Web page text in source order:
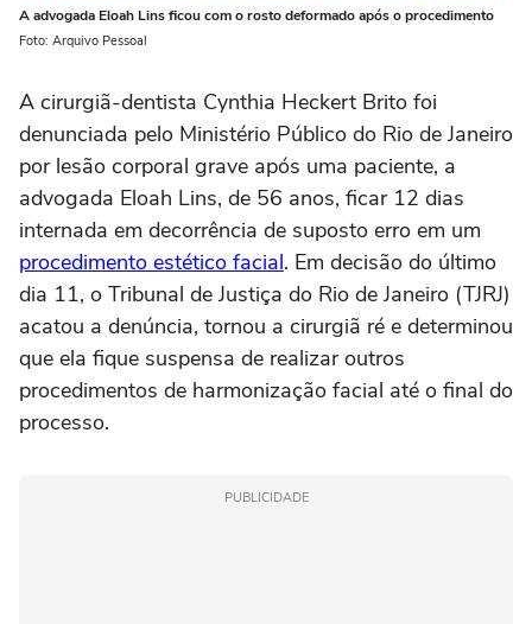
A advogada Eloah Lins ficou com o rosto deformado após o procedimento
Foto: Arquivo Pessoal
A cirurgiã-dentista Cynthia Heckert Brito foi
denunciada pelo Ministério Público do Rio de Janeiro
por lesão corporal grave após uma paciente, a
advogada Eloah Lins, de 56 anos, ficar 12 dias
internada em decorrência de suposto erro em um
procedimento estético facial. Em decisão do último
dia 11, o Tribunal de Justiça do Rio de Janeiro (TJRJ)
acatou a denúncia, tornou a cirurgiã ré e determinou
que ela fique suspensa de realizar outros
procedimentos de harmonização facial até o final do
processo.
PUBLICIDADE